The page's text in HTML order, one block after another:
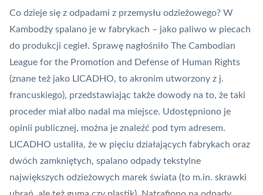
Co dzieje się z odpadami z przemysłu odzieżowego? W
Kambodży spalano je w fabrykach – jako paliwo w piecach
do produkcji cegieł. Sprawę nagłośniło The Cambodian
League for the Promotion and Defense of Human Rights
(znane też jako LICADHO, to akronim utworzony z j.
francuskiego), przedstawiając także dowody na to, że taki
proceder miał albo nadal ma miejsce. Udostępniono je
opinii publicznej, można je znaleźć pod tym adresem.
LICADHO ustaliła, że w pięciu działających fabrykach oraz
dwóch zamkniętych, spalano odpady tekstylne
największych odzieżowych marek świata (to m.in. skrawki